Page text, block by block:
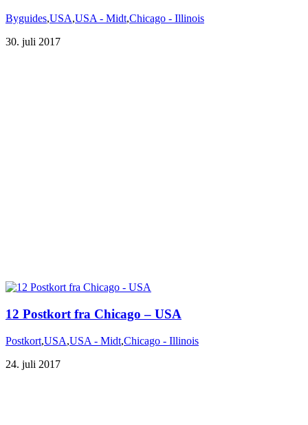
Byguides,USA,USA - Midt,Chicago - Illinois
30. juli 2017
12 Postkort fra Chicago – USA
Postkort,USA,USA - Midt,Chicago - Illinois
24. juli 2017